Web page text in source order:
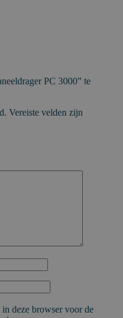
PC 3000” te
Vereiste velden zijn
deze browser voor de